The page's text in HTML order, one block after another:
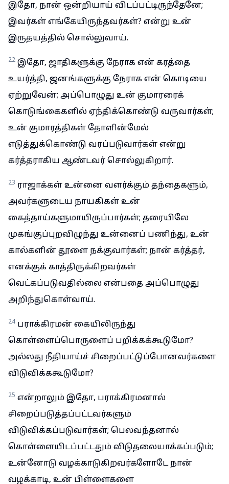
இதோ, நான் ஒன்றியாய் விடப்பட்டிருந்தேனே;
இவர்கள் எங்கேயிருந்தவர்கள்? என்று உன்
இருதயத்தில் சொல்லுவாய்.
22 இதோ, ஜாதிகளுக்கு நேராக என் கரத்தை
உயர்த்தி, ஜனங்களுக்கு நேராக என் கொடியை
ஏற்றுவேன்; அப்பொழுது உன் குமாரரைக்
கொடுங்கைகளில் ஏந்திக்கொண்டு வருவார்கள்;
உன் குமாரத்திகள் தோளின்மேல்
எடுத்துக்கொண்டு வரப்படுவார்கள் என்று
கர்த்தராகிய ஆண்டவர் சொல்லுகிறார்.
23 ராஜாக்கள் உன்னை வளர்க்கும் தந்தைகளும்,
அவர்களுடைய நாயகிகள் உன்
கைத்தாய்களுமாயிருப்பார்கள்; தரையிலே
முகங்குப்புறவிழுந்து உன்னைப் பணிந்து, உன்
கால்களின் தூளை நக்குவார்கள்; நான் கர்த்தர்,
எனக்குக் காத்திருக்கிறவர்கள்
வெட்கப்படுவதில்லை என்பதை அப்பொழுது
அறிந்துகொள்வாய்.
24 பராக்கிரமன் கையிலிருந்து
கொள்ளைப்பொருளைப் பறிக்கக்கூடுமோ?
அல்லது நீதியாய்ச் சிறைப்பட்டுப்போனவர்களை
விடுவிக்ககூடுமோ?
25 என்றாலும் இதோ, பராக்கிரமனால்
சிறைப்படுத்தப்பட்டவர்களும்
விடுவிக்கப்படுவார்கள்; பெலவந்தனால்
கொள்ளையிடப்பட்டதும் விடுதலையாக்கப்படும்;
உன்னோடு வழக்காடுகிறவர்களோடே நான்
வழக்காடி, உன் பிள்ளைகளை